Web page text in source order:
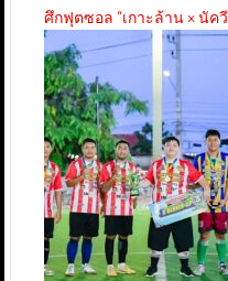
ศึกฟุตซอล “เกาะล้าน × นัค